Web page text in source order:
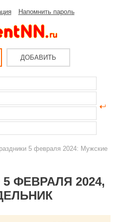
Напомнить пароль
ДОБАВИТЬ
5 февраля 2024: Мужские
ФЕВРАЛЯ 2024,